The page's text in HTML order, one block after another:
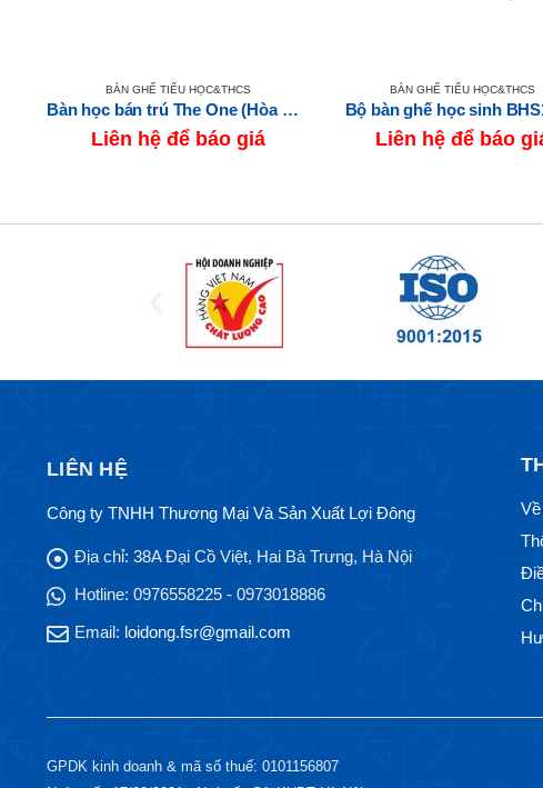
BÀN GHẾ TIỂU HỌC&THCS
Bàn học bán trú The One (Hòa Phát) BBT104
Liên hệ để báo giá
BÀN GHẾ TIỂU HỌC&THCS
Bộ bàn ghế học sinh
Liên hệ để báo
LIÊN HỆ
Công ty TNHH Thương Mại Và Sản Xuất Lợi Đông
Địa chỉ: 38A Đại Cồ Việt, Hai Bà Trưng, Hà Nội
Hotline: 0976558225 - 0973018886
Email: loidong.fsr@gmail.com
GPDK kinh doanh & mã số thuế: 0101156807